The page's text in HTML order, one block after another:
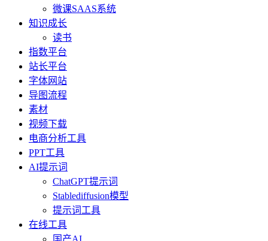
微课SAAS系统
知识成长
读书
指数平台
站长平台
字体网站
导图流程
素材
视频下载
电商分析工具
PPT工具
AI提示词
ChatGPT提示词
Stablediffusion模型
提示词工具
在线工具
国产AI